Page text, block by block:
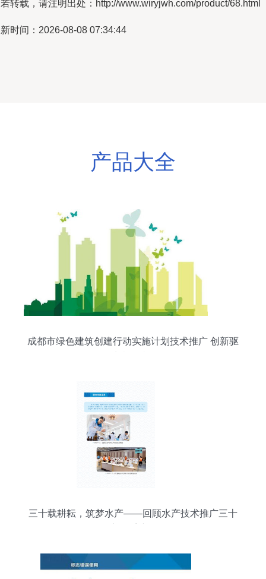
转载，请注明出处：http://www.wiryjwh.com/product/68.html
时间：2026-08-08 07:34:44
产品大全
成都市绿色建筑创建行动实施计划技术推广 创新驱
三十载耕耘，筑梦水产——回顾水产技术推广三十